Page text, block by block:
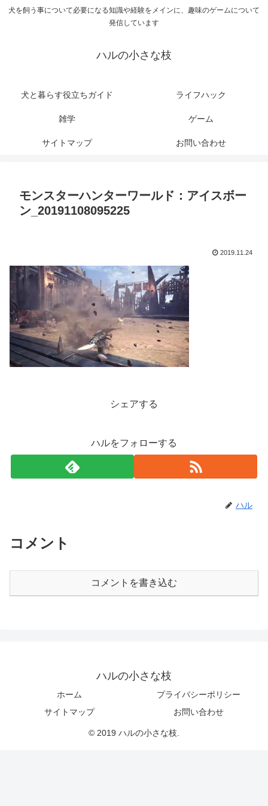
犬を飼う事について必要になる知識や経験をメインに、趣味のゲームについて
発信しています
ハルの小さな枝
犬と暮らす役立ちガイド ライフハック
雑学 ゲーム
サイトマップ お問い合わせ
モンスターハンターワールド：アイスボー
ン_20191108095225
2019.11.24
シェアする
ハルをフォローする
ハル
コメント
コメントを書き込む
ハルの小さな枝
ホーム
プライバシーポリシー
サイトマップ
お問い合わせ
© 2019 ハルの小さな枝.